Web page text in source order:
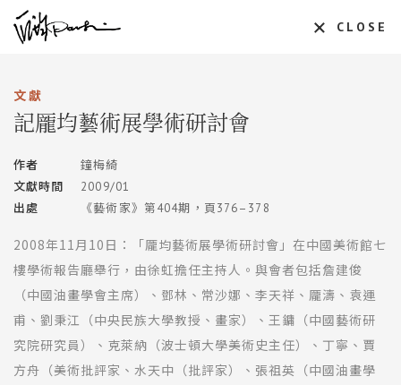
CLOSE
文獻
記龎均藝術展學術研討會
作者
鐘梅綺
文獻時間
2009/01
出處
《藝術家》第404期，頁376–378
2008年11月10日：「龎均藝術展學術研討會」在中國美術館七
樓學術報告廳舉行，由徐虹擔任主持人。與會者包括詹建俊
（中國油畫學會主席）、鄧林、常沙娜、李天祥、龎濤、袁運
甫、劉秉江（中央民族大學教授、畫家）、王鏞（中國藝術研
究院研究員）、克萊納（波士頓大學美術史主任）、丁寧、賈
方舟（美術批評家、水天中（批評家）、張祖英（中國油畫學